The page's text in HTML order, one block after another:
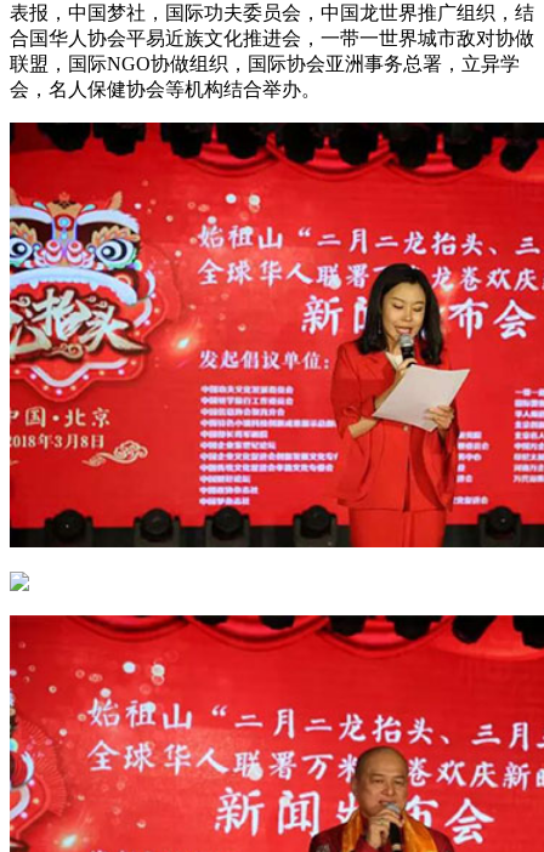
表报，中国梦社，国际功夫委员会，中国龙世界推广组织，结
合国华人协会平易近族文化推进会，一带一世界城市敌对协做
联盟，国际NGO协做组织，国际协会亚洲事务总署，立异学
会，名人保健协会等机构结合举办。